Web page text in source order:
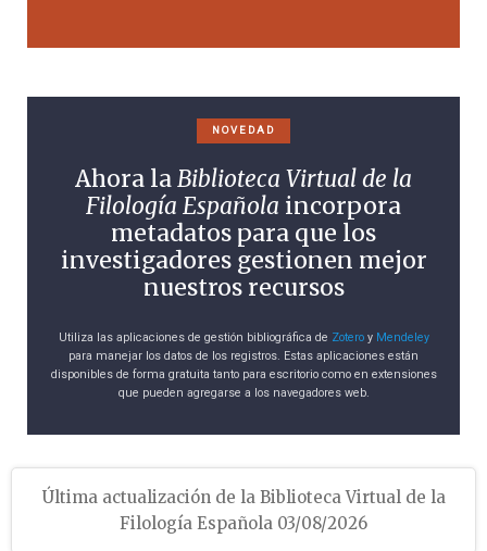
NOVEDAD
Ahora laBiblioteca Virtual de la
Filología Española incorpora
metadatos para que los
investigadores gestionen mejor
nuestros recursos
Utiliza las aplicaciones de gestión bibliográfica de Zoteroy Mendeley
para manejar los datos de los registros. Estas aplicaciones están
disponibles de forma gratuita tanto para escritorio como en extensiones
que pueden agregarse a los navegadores web.
Última actualización de la Biblioteca Virtual de la
Filología Española 03/08/2026